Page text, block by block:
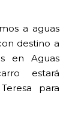
a aguas
destino a
en Aguas
estará
para